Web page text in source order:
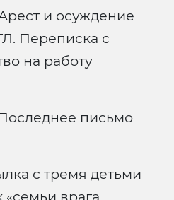
и осуждение
Переписка с
на работу
письмо
с тремя детьми
врага